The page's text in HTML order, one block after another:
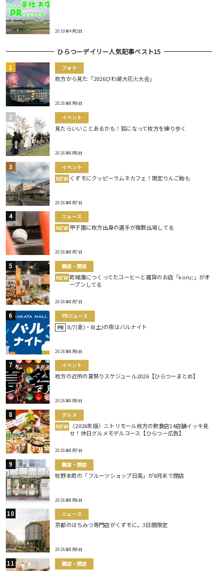
2010年4月2日
ひらつーデイリー人気記事ベスト15
フォト
枚方から見た「2026びわ湖大花火大会」
2026年8月6日
イベント
見たらいいことあるかも！狐になって枚方を練り歩く
2026年8月6日
イベント
NEW くずモにクッピーラムネカフェ！限定りんご飴も
2026年8月7日
ニュース
NEW 甲子園に枚方出身の選手が複数出場してる
2026年8月7日
開店・閉店
NEW 町楠葉につくってたコーヒーと雑貨のお店「koru;」がオ
ープンしてる
2026年8月7日
PRニュース
PR 8/7(金)・8(土)の夜はバルナイト
2026年8月6日
イベント
枚方の近所の夏祭りスケジュール2026【ひらつーまとめ】
2026年8月6日
グルメ
NEW 〈2026年版〉ニトリモール枚方の飲食店14店舗イッキ見
せ！休日グルメモデルコース【ひらつー広告】
2026年8月7日
開店・閉店
牧野本町の「フルーツショップ日高」が8月末で閉店
2026年8月6日
ニュース
京都のはちみつ専門店がくずモに。3日間限定
2026年8月6日
開店・閉店